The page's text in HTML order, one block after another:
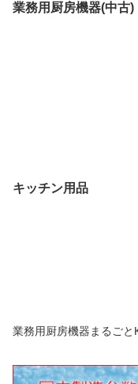
業務用厨房機器(中古)
キッチン用品
業務用厨房機器まるご